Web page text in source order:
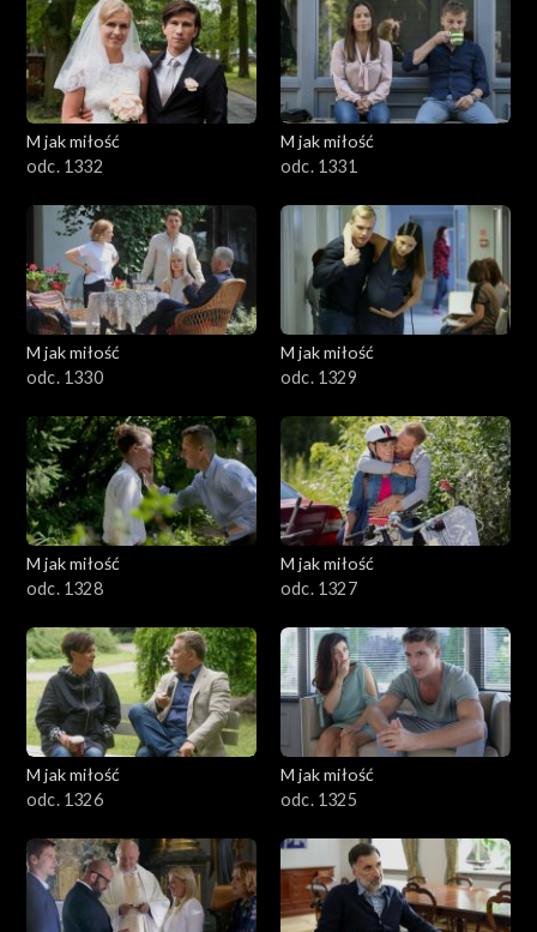
M jak miłość
odc. 1332
M jak miłość
odc. 1331
M jak miłość
odc. 1330
M jak miłość
odc. 1329
M jak miłość
odc. 1328
M jak miłość
odc. 1327
M jak miłość
odc. 1326
M jak miłość
odc. 1325